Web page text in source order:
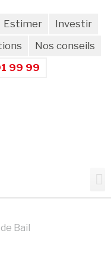
Estimer
Investir
Nos conseils
99 99
Bail